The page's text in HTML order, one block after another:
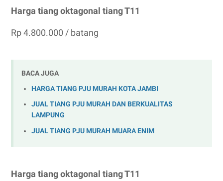
Harga tiang oktagonal tiang T11
Rp 4.800.000 / batang
BACA JUGA
HARGA TIANG PJU MURAH KOTA JAMBI
JUAL TIANG PJU MURAH DAN BERKUALITAS
LAMPUNG
JUAL TIANG PJU MURAH MUARA ENIM
Harga tiang oktagonal tiang T11